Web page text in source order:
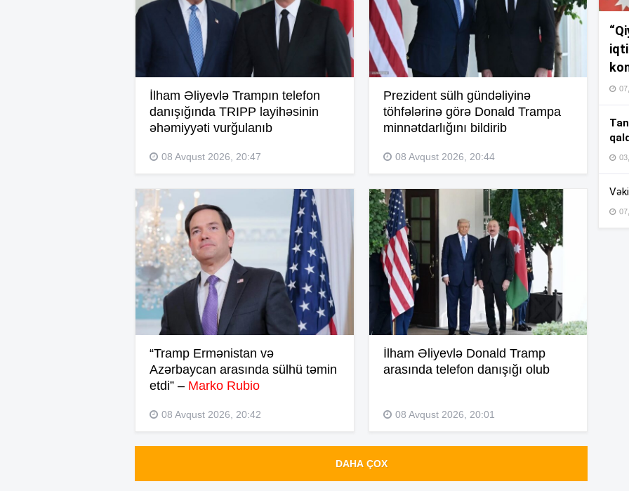
İlham Əliyevlə Trampın telefon
danışığında TRIPP layihəsinin
əhəmiyyəti vurğulanıb
08 Avqust 2026, 20:47
Prezident sülh gündəliyinə
töhfələrinə görə Donald Trampa
minnətdarlığını bildirib
08 Avqust 2026, 20:44
“Tramp Ermənistan və
Azərbaycan arasında sülhü təmin
etdi” – Marko Rubio
08 Avqust 2026, 20:42
İlham Əliyevlə Donald Tramp
arasında telefon danışığı olub
08 Avqust 2026, 20:01
DAHA ÇOX